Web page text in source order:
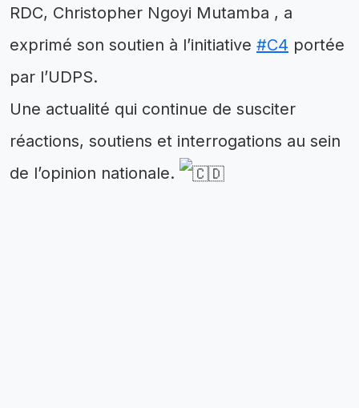
RDC, Christopher Ngoyi Mutamba , a
exprimé son soutien à l’initiative #C4 portée
par l’UDPS.
Une actualité qui continue de susciter
réactions, soutiens et interrogations au sein
de l’opinion nationale.